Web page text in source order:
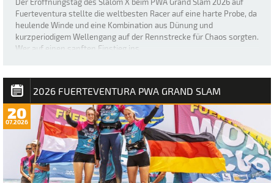
Der Eröffnungstag des Slalom X beim PWA Grand Slam 2026 auf
Fuerteventura stellte die weltbesten Racer auf eine harte Probe, da
heulende Winde und eine Kombination aus Dünung und
kurzperiodigem Wellengang auf der Rennstrecke für Chaos sorgten.
Wer auf einen sanften Einstieg ins …
2026 FUERTEVENTURA PWA GRAND SLAM
20
07.2026